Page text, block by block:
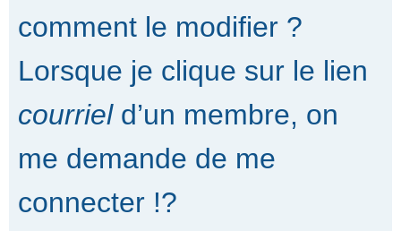
comment le modifier ?
Lorsque je clique sur le lien
courrield’un membre, on
me demande de me
connecter !?